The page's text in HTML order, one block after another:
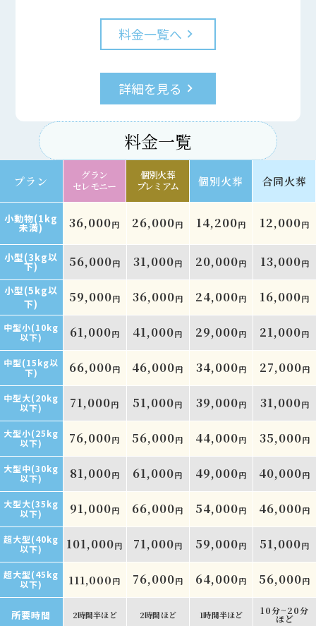
料金一覧へ keyboard_arrow_right
詳細を見る keyboard_arrow_right
料金一覧
プラン
グラン
セレモニー
個別火葬
プレミアム
個別火葬 合同火葬
小動物(1kg
未満) 36,000円 26,000円 14,200円 12,000円
小型(3kg以
下) 56,000円 31,000円 20,000円 13,000円
小型(5kg以
下)
59,000円 36,000円 24,000円 16,000円
中型小(10kg
以下)
61,000円 41,000円 29,000円 21,000円
中型(15kg以
下)
66,000円 46,000円 34,000円 27,000円
中型大(20kg
以下)
71,000円 51,000円 39,000円 31,000円
大型小(25kg
以下)
76,000円 56,000円 44,000円 35,000円
大型中(30kg
以下)
81,000円 61,000円 49,000円 40,000円
大型大(35kg
以下)
91,000円 66,000円 54,000円 46,000円
超大型(40kg
以下)
101,000円 71,000円 59,000円 51,000円
超大型(45kg
以下)
111,000円 76,000円 64,000円 56,000円
所要時間 2時間半ほど 2時間ほど 1時間半ほど 10分~20分
ほど